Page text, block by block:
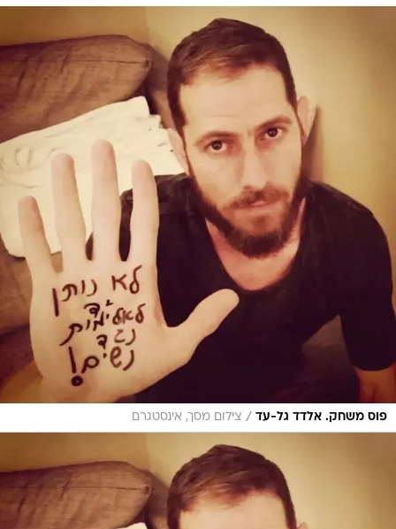
פוס משחק. אלדד גל-עד / צילום מסך, אינסטגרם